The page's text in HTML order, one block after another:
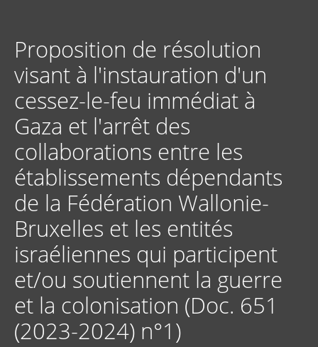
principal
Proposition de résolution
visant à l'instauration d'un
cessez-le-feu immédiat à
Gaza et l'arrêt des
collaborations entre les
établissements dépendants
de la Fédération Wallonie-
Bruxelles et les entités
israéliennes qui participent
et/ou soutiennent la guerre
et la colonisation (Doc. 651
(2023-2024) n°1)